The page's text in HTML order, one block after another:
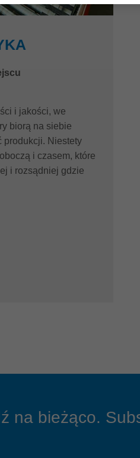
i jakości, we
biorą na siebie
produkcji. Niestety
i czasem, które
i rozsądniej gdzie
na bieżąco.